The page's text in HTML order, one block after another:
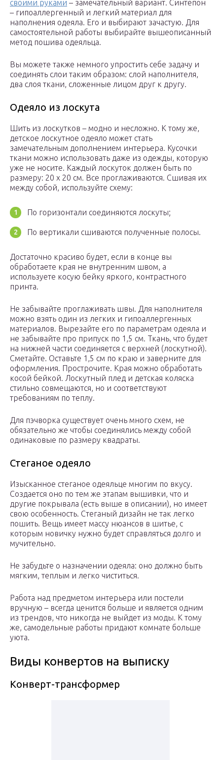
своими руками – замечательный вариант. Синтепон
– гипоаллергенный и легкий материал для
наполнения одеяла. Его и выбирают зачастую. Для
самостоятельной работы выбирайте вышеописанный
метод пошива одеяльца.
Вы можете также немного упростить себе задачу и
соединять слои таким образом: слой наполнителя,
два слоя ткани, сложенные лицом друг к другу.
Одеяло из лоскута
Шить из лоскутков – модно и несложно. К тому же,
детское лоскутное одеяло может стать
замечательным дополнением интерьера. Кусочки
ткани можно использовать даже из одежды, которую
уже не носите. Каждый лоскуток должен быть по
размеру: 20 х 20 см. Все проглаживаются. Сшивая их
между собой, используйте схему:
По горизонтали соединяются лоскуты;
По вертикали сшиваются полученные полосы.
Достаточно красиво будет, если в конце вы
обработаете края не внутренним швом, а
используете косую бейку яркого, контрастного
принта.
Не забывайте проглаживать швы. Для наполнителя
можно взять один из легких и гипоаллергенных
материалов. Вырезайте его по параметрам одеяла и
не забывайте про припуск по 1,5 см. Ткань, что будет
на нижней части соединяется с верхней (лоскутной).
Сметайте. Оставьте 1,5 см по краю и заверните для
оформления. Прострочите. Края можно обработать
косой бейкой. Лоскутный плед и детская коляска
стильно совмещаются, но и соответствуют
требованиям по теплу.
Для пэчворка существует очень много схем, не
обязательно же чтобы соединялись между собой
одинаковые по размеру квадраты.
Стеганое одеяло
Изысканное стеганое одеяльце многим по вкусу.
Создается оно по тем же этапам вышивки, что и
другие покрывала (есть выше в описании), но имеет
свою особенность. Стеганый дизайн не так легко
пошить. Вещь имеет массу нюансов в шитье, с
которым новичку нужно будет справляться долго и
мучительно.
Не забудьте о назначении одеяла: оно должно быть
мягким, теплым и легко чиститься.
Работа над предметом интерьера или постели
вручную – всегда ценится больше и является одним
из трендов, что никогда не выйдет из моды. К тому
же, самодельные работы придают комнате больше
уюта.
Виды конвертов на выписку
Конверт-трансформер